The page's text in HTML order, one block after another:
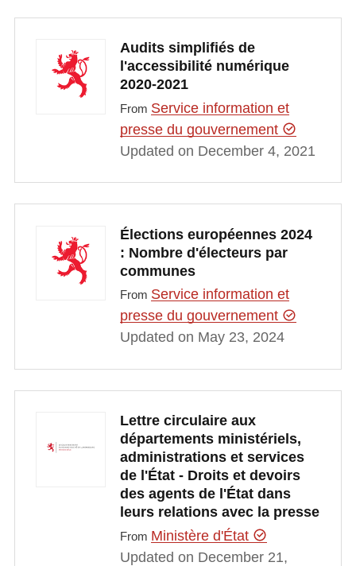
Audits simplifiés de
l'accessibilité numérique
2020-2021
From Service information et
presse du gouvernement
Updated on December 4, 2021
Élections européennes 2024
: Nombre d'électeurs par
communes
From Service information et
presse du gouvernement
Updated on May 23, 2024
Lettre circulaire aux
départements ministériels,
administrations et services
de l'État - Droits et devoirs
des agents de l'État dans
leurs relations avec la presse
From Ministère d'État
Updated on December 21,